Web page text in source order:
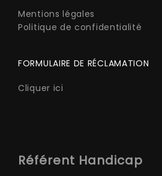
Mentions légales
Politique de confidentialité
FORMULAIRE DE RÉCLAMATION
Cliquer ici
Référent Handicap